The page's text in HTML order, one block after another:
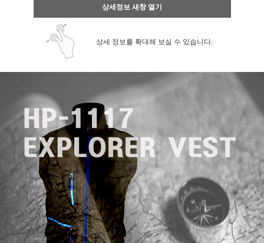
상세정보 새창 열기
상세 정보를 확대해 보실 수 있습니다.